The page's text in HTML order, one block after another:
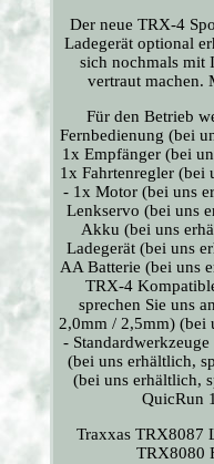
Der neue TRX-4
Ladegerät optional
sich nochmals mit
vertraut machen.
Für den Betrieb
Fernbedienung (bei
1x Empfänger (bei
1x Fahrtenregler (bei
- 1x Motor (bei uns
Lenkservo (bei uns
Akku (bei uns
Ladegerät (bei uns
AA Batterie (bei uns
TRX-4
sprechen Sie uns
2,0mm / 2,5mm) (bei
-
(bei uns erhältlich,
(bei uns erhältlich,
QuicRun
Traxxas TRX8087
TRX8080